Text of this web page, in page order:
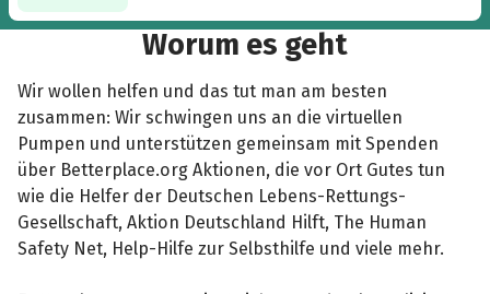
Worum es geht
Wir wollen helfen und das tut man am besten
zusammen: Wir schwingen uns an die virtuellen
Pumpen und unterstützen gemeinsam mit Spenden
über Betterplace.org Aktionen, die vor Ort Gutes tun
wie die Helfer der Deutschen Lebens-Rettungs-
Gesellschaft, Aktion Deutschland Hilft, The Human
Safety Net, Help-Hilfe zur Selbsthilfe und viele mehr.